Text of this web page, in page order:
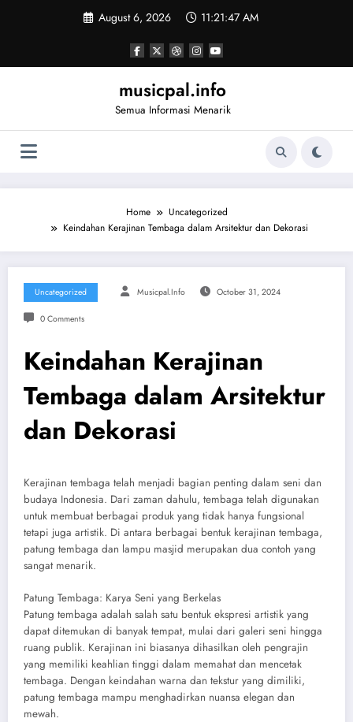
August 6, 2026 11:21:47 AM
musicpal.info
Semua Informasi Menarik
Home
Uncategorized
Keindahan Kerajinan Tembaga dalam Arsitektur dan Dekorasi
Uncategorized Musicpal.info October 31, 2024
0 Comments
Keindahan Kerajinan
Tembaga dalam Arsitektur
dan Dekorasi
Kerajinan tembaga telah menjadi bagian penting dalam seni dan
budaya Indonesia. Dari zaman dahulu, tembaga telah digunakan
untuk membuat berbagai produk yang tidak hanya fungsional
tetapi juga artistik. Di antara berbagai bentuk kerajinan tembaga,
patung tembaga dan lampu masjid merupakan dua contoh yang
sangat menarik.
Patung Tembaga: Karya Seni yang Berkelas
Patung tembaga adalah salah satu bentuk ekspresi artistik yang
dapat ditemukan di banyak tempat, mulai dari galeri seni hingga
ruang publik. Kerajinan ini biasanya dihasilkan oleh pengrajin
yang memiliki keahlian tinggi dalam memahat dan mencetak
tembaga. Dengan keindahan warna dan tekstur yang dimiliki,
patung tembaga mampu menghadirkan nuansa elegan dan
mewah.